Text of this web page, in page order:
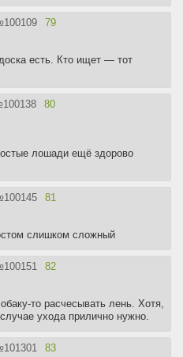
100109 79
есть. Кто ищет — тот
100138 80
лошади ещё здорово
100145 81
слишком сложный
100151 82
то расчесывать лень. Хотя,
ухода прилично нужно.
101301 83